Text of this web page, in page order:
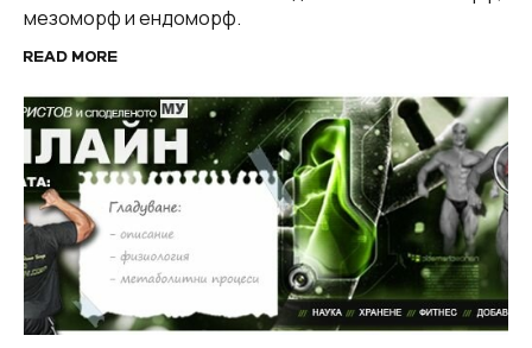
мезоморф и ендоморф.
READ MORE